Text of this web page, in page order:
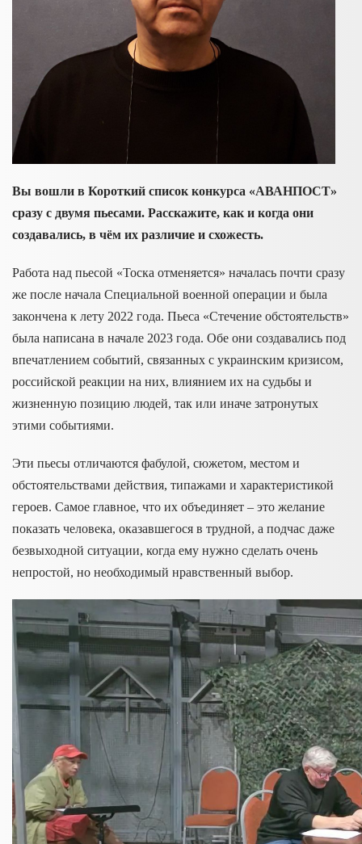
Вы вошли в Короткий список конкурса «АВАНПОСТ»
сразу с двумя пьесами. Расскажите, как и когда они
создавались, в чём их различие и схожесть.
Работа над пьесой «Тоска отменяется» началась почти сразу
же после начала Специальной военной операции и была
закончена к лету 2022 года. Пьеса «Стечение обстоятельств»
была написана в начале 2023 года. Обе они создавались под
впечатлением событий, связанных с украинским кризисом,
российской реакции на них, влиянием их на судьбы и
жизненную позицию людей, так или иначе затронутых
этими событиями.
Эти пьесы отличаются фабулой, сюжетом, местом и
обстоятельствами действия, типажами и характеристикой
героев. Самое главное, что их объединяет – это желание
показать человека, оказавшегося в трудной, а подчас даже
безвыходной ситуации, когда ему нужно сделать очень
непростой, но необходимый нравственный выбор.